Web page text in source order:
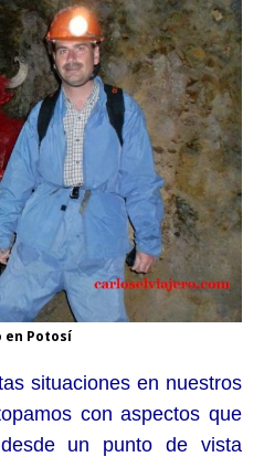
en Potosí
situaciones en nuestros
con aspectos que
un punto de vista